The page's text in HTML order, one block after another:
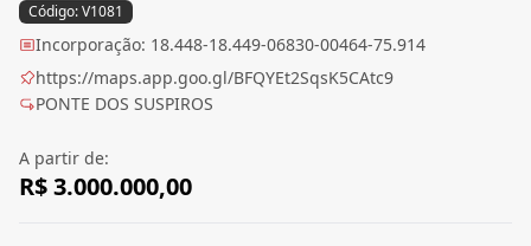
Código: V1081
Incorporação: 18.448-18.449-06830-00464-75.914
https://maps.app.goo.gl/BFQYEt2SqsK5CAtc9
PONTE DOS SUSPIROS
A partir de:
R$ 3.000.000,00